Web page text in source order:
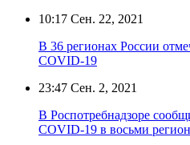
10:17 Сен. 22, 2021
В 36 регионах России
COVID-19
23:47 Сен. 2, 2021
В Роспотребнадзоре
COVID-19 в восьми